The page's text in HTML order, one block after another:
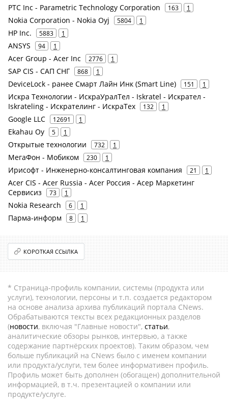
PTC Inc - Parametric Technology Corporation 163 1
Nokia Corporation - Nokia Oyj 5804 1
HP Inc. 5883 1
ANSYS 94 1
Acer Group - Acer Inc 2776 1
SAP CIS - САП СНГ 868 1
DeviceLock - ранее Смарт Лайн Инк (Smart Line) 151 1
Искра Технологии - ИскраУралТел - Iskratel - Искрател -
Iskrateling - Искрателинг - ИскраТех
132 1
Google LLC 12691 1
Ekahau Oy 5 1
Открытые технологии 732 1
МегаФон - Мобиком 230 1
Ирисофт - Инженерно-консалтинговая компания 21 1
Acer CIS - Acer Russia - Acer Россия - Асер Маркетинг
Сервисиз
73 1
Nokia Research 6 1
Парма-информ 8 1
КОРОТКАЯ ССЫЛКА
* Страница-профиль компании, системы (продукта или
услуги), технологии, персоны и т.п. создается редактором
на основе анализа архива публикаций портала CNews.
Обрабатываются тексты всех редакционных разделов
(новости, включая "Главные новости", статьи,
аналитические обзоры рынков, интервью, а также
содержание партнёрских проектов). Таким образом, чем
больше публикаций на CNews было с именем компании
или продукта/услуги, тем более информативен профиль.
Профиль может быть дополнен (обогащен) дополнительной
информацией, в т.ч. презентацией о компании или
продукте/услуге.